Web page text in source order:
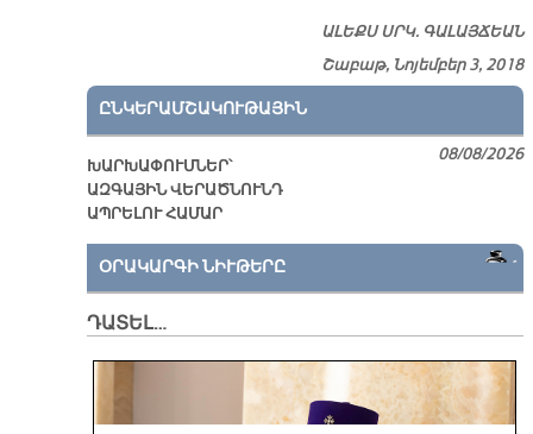
ԱԼԵՔՍ ՍՐԿ. ԳԱԼԱՅՃԵԱՆ
Շաբաթ, Նոյեմբեր 3, 2018
ԸՆԿԵՐԱՄՇԱԿՈՒԹԱՅԻՆ
ԽԱՐԽԱՓՈՒՄՆԵՐ՝
ԱԶԳԱՅԻՆ ՎԵՐԱԾՆՈՒՆԴ
ԱՊՐԵԼՈՒ ՀԱՄԱՐ
08/08/2026
ՕՐԱԿԱՐԳԻ ՆԻՒԹԵՐԸ
ԴԱՏԵԼ…